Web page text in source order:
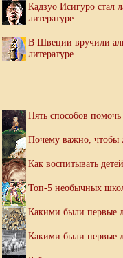
Кадзуо Исигуро стал
литературе
В Швеции вручили
литературе
Пять способов
Почему важно, чтобы
Как воспитывать
Топ-5 необычных
Какими были первые
Какими были первые